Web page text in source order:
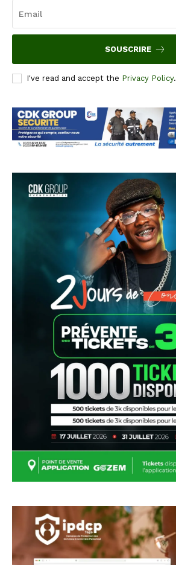
SOUSCRIRE
I've read and accept the Privacy Policy.